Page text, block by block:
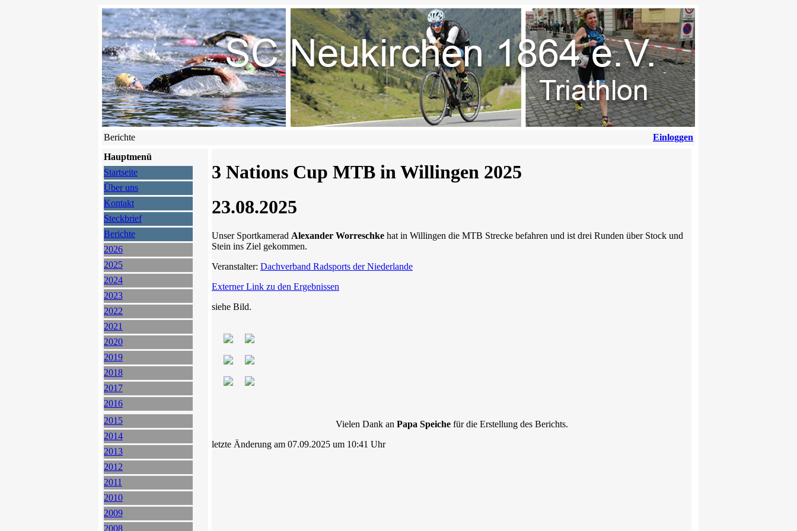
Berichte
Einloggen
Hauptmenü
Startseite
Über uns
Kontakt
Steckbrief
Berichte
2026
2025
2024
2023
2022
2021
2020
2019
2018
2017
2016
2015
2014
2013
2012
2011
2010
2009
2008
3 Nations Cup MTB in Willingen 2025
23.08.2025
Unser Sportkamerad Alexander Worreschke hat in Willingen die MTB Strecke befahren und ist drei Runden über Stock und
Stein ins Ziel gekommen.
Veranstalter: Dachverband Radsports der Niederlande
Externer Link zu den Ergebnissen
siehe Bild.
Vielen Dank an Papa Speichefür die Erstellung des Berichts.
letzte Änderung am 07.09.2025 um 10:41 Uhr